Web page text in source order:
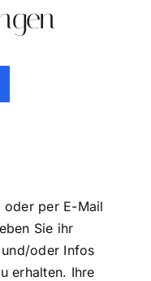
oder per E-Mail
Sie ihr
oder Infos
erhalten. Ihre